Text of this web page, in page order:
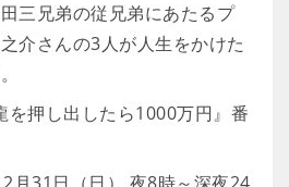
三兄弟の従兄弟にあたるプ
介さんの3人が人生をかけた
押し出したら1000万円』番